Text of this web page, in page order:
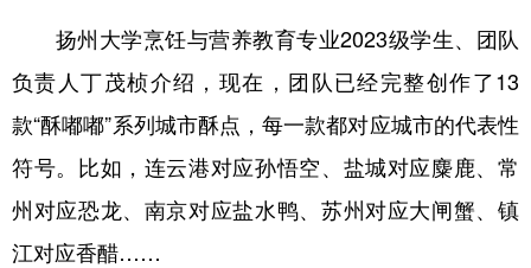
扬州大学烹饪与营养教育专业2023级学生、团队
负责人丁茂桢介绍，现在，团队已经完整创作了13
款“酥嘟嘟”系列城市酥点，每一款都对应城市的代表性
符号。比如，连云港对应孙悟空、盐城对应麋鹿、常
州对应恐龙、南京对应盐水鸭、苏州对应大闸蟹、镇
江对应香醋……